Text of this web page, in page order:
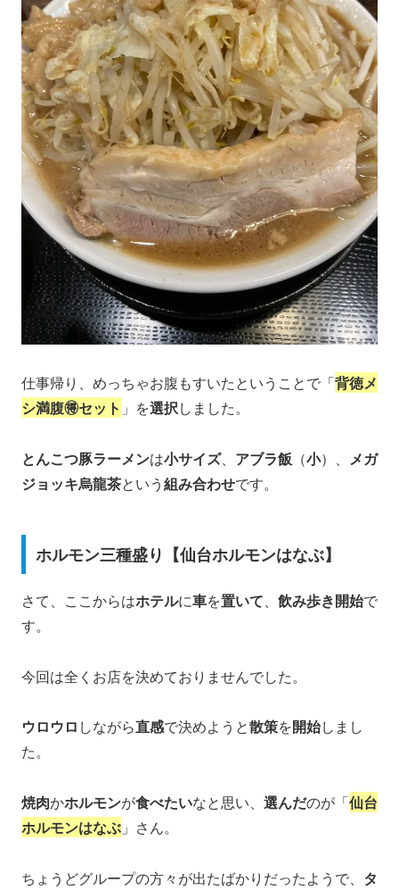
仕事帰り、めっちゃお腹もすいたということで「背徳メ
シ満腹🉐セット 」を選択しました。
とんこつ豚ラーメンは小サイズ、 アブラ飯 （小）、 メガ
ジョッキ烏龍茶という組み合わせです。
ホルモン三種盛り【仙台ホルモンはなぶ】
さて、ここからはホテルに車を置いて、 飲み歩き開始で
す。
今回は全くお店を決めておりませんでした。
ウロウロ しながら直感で決めようと散策を開始しまし
た。
焼肉かホルモンが食べたいなと思い、 選んだのが「仙台
ホルモンはなぶ 」さん。
ちょうどグループの方々が出たばかりだったようで、 タ